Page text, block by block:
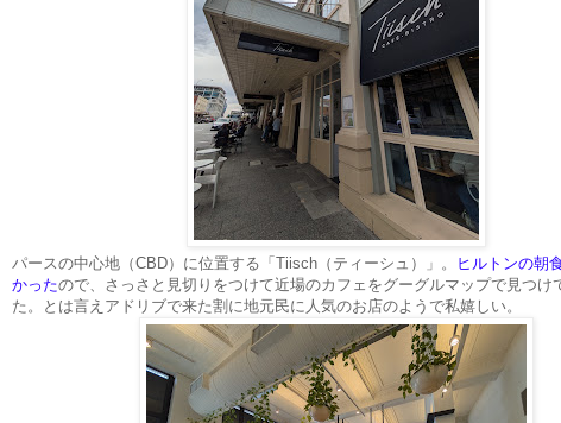
パースの中心地（CBD）に位置する「Tiisch（ティーシュ）」。
ヒルトンの朝
かったので、さっさと見切りをつけて近場のカフェをグーグルマップで見つけ
た。とは言えアドリブで来た割に地元民に人気のお店のようで私嬉しい。